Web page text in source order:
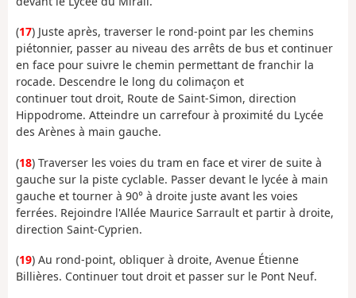
(17) Juste après, traverser le rond-point par les chemins
piétonnier, passer au niveau des arrêts de bus et continuer
en face pour suivre le chemin permettant de franchir la
rocade. Descendre le long du colimaçon et
continuer tout droit, Route de Saint-Simon, direction
Hippodrome. Atteindre un carrefour à proximité du Lycée
des Arènes à main gauche.
(18) Traverser les voies du tram en face et virer de suite à
gauche sur la piste cyclable. Passer devant le lycée à main
gauche et tourner à 90° à droite juste avant les voies
ferrées. Rejoindre l'Allée Maurice Sarrault et partir à droite,
direction Saint-Cyprien.
(19) Au rond-point, obliquer à droite, Avenue Étienne
Billières. Continuer tout droit et passer sur le Pont Neuf.